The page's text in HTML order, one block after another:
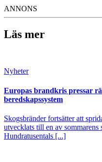
ANNONS
Läs mer
Nyheter
Europas brandkris pressar
beredskapssystem
Skogsbränder fortsätter att
utvecklats till en av sommarens
Hundratusentals [...]